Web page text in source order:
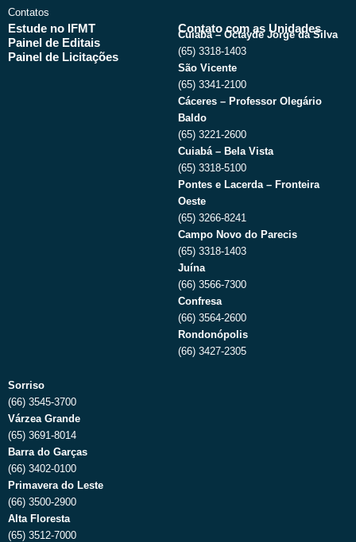
Contatos
Estude no IFMT
Painel de Editais
Painel de Licitações
Contato com as Unidades
Cuiabá – Octayde Jorge da Silva
(65) 3318-1403
São Vicente
(65) 3341-2100
Cáceres – Professor Olegário
Baldo
(65) 3221-2600
Cuiabá – Bela Vista
(65) 3318-5100
Pontes e Lacerda – Fronteira
Oeste
(65) 3266-8241
Campo Novo do Parecis
(65) 3318-1403
Juína
(66) 3566-7300
Confresa
(66) 3564-2600
Rondonópolis
(66) 3427-2305
Sorriso
(66) 3545-3700
Várzea Grande
(65) 3691-8014
Barra do Garças
(66) 3402-0100
Primavera do Leste
(66) 3500-2900
Alta Floresta
(65) 3512-7000